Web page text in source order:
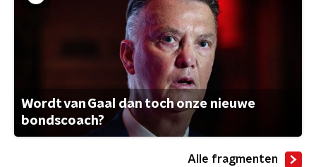
Wordt van Gaal dan toch onze nieuwe
bondscoach?
Alle fragmenten